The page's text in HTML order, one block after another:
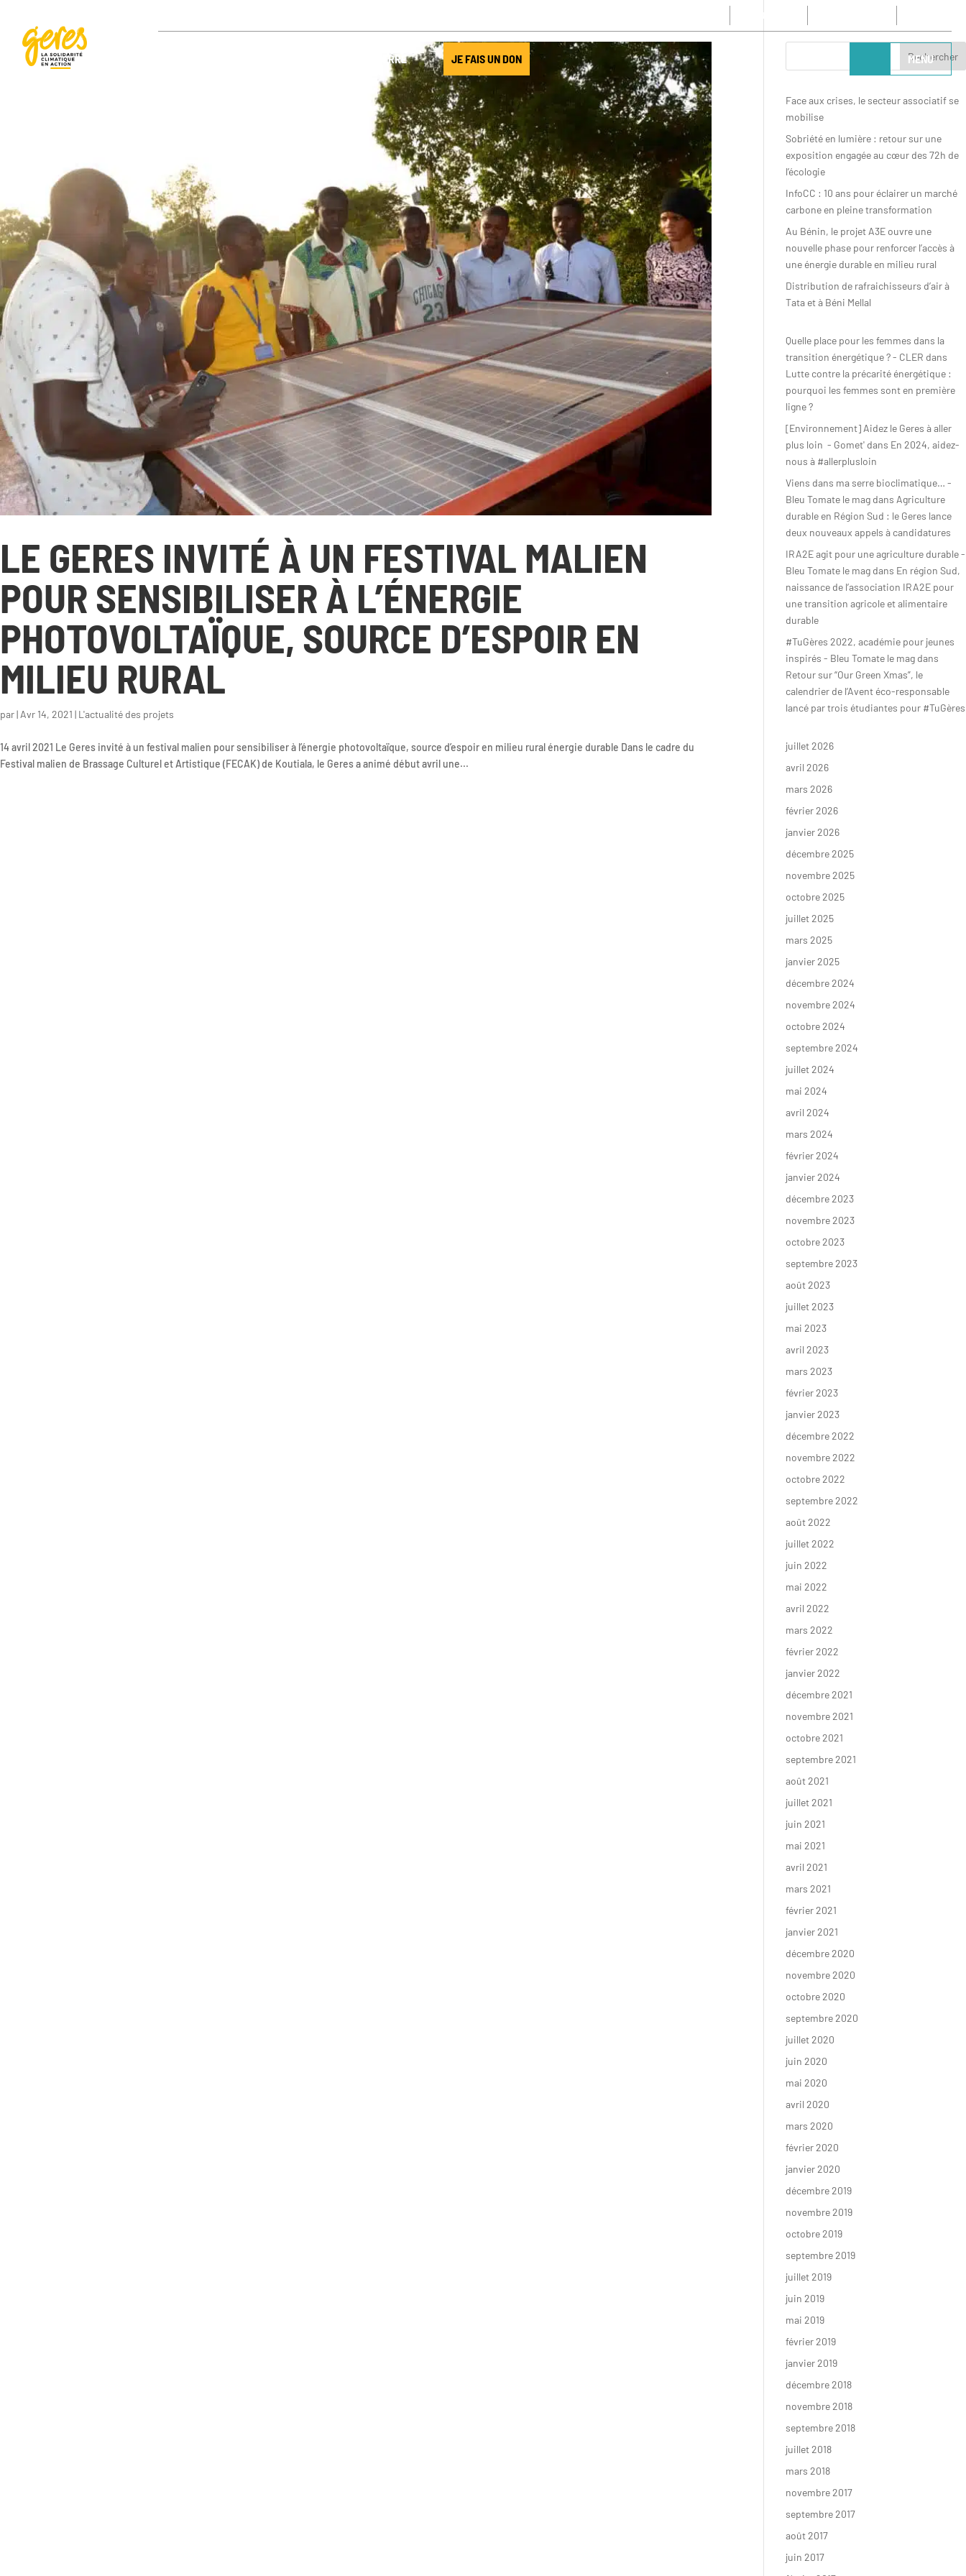
CONTACT
JOUR DE LA TERRE JE FAIS UN DON MENU
NOUS DÉCOUVRIR
Qui sommes-nous ?
Gouvernance
Transparence
Nos partenaires
Nos réseaux
Rapport d’activité
NOS ACTIONS
Pays d’intervention
Nos projets
Nos expertises
Offres de services
S’INFORMER
L’actualité du Geres
L’actualité des projets
Guides et études
Décryptages
AGIR
Citoyen·ne·s
LE GERES INVITÉ À UN FESTIVAL MALIEN
POUR SENSIBILISER À L’ÉNERGIE
PHOTOVOLTAÏQUE, SOURCE D’ESPOIR EN
MILIEU RURAL
par| Avr 14, 2021 | L'actualité des projets
14 avril 2021 Le Geres invité à un festival malien pour sensibiliser à l’énergie photovoltaïque, source d’espoir en milieu rural énergie durable Dans le cadre du
Festival malien de Brassage Culturel et Artistique (FECAK) de Koutiala, le Geres a animé début avril une...
Face aux crises, le secteur associatif se
mobilise
Sobriété en lumière : retour sur une
exposition engagée au cœur des 72h de
l’écologie
InfoCC : 10 ans pour éclairer un marché
carbone en pleine transformation
Au Bénin, le projet A3E ouvre une
nouvelle phase pour renforcer l’accès à
une énergie durable en milieu rural
Distribution de rafraichisseurs d’air à
Tata et à Béni Mellal
Quelle place pour les femmes dans la
transition énergétique ? - CLER dans
Lutte contre la précarité énergétique :
pourquoi les femmes sont en première
ligne ?
[Environnement] Aidez le Geres à aller
plus loin - Gomet' dans En 2024, aidez-
nous à #allerplusloin
Viens dans ma serre bioclimatique… -
Bleu Tomate le mag dans Agriculture
durable en Région Sud : le Geres lance
deux nouveaux appels à candidatures
IRA2E agit pour une agriculture durable -
Bleu Tomate le mag dans En région Sud,
naissance de l’association IRA2E pour
une transition agricole et alimentaire
durable
#TuGères 2022, académie pour jeunes
inspirés - Bleu Tomate le mag dans
Retour sur “Our Green Xmas”, le
calendrier de l’Avent éco-responsable
lancé par trois étudiantes pour #TuGères
juillet 2026
avril 2026
mars 2026
février 2026
janvier 2026
décembre 2025
novembre 2025
octobre 2025
juillet 2025
mars 2025
janvier 2025
décembre 2024
novembre 2024
octobre 2024
septembre 2024
juillet 2024
mai 2024
avril 2024
mars 2024
février 2024
janvier 2024
décembre 2023
novembre 2023
octobre 2023
septembre 2023
août 2023
juillet 2023
mai 2023
avril 2023
mars 2023
février 2023
janvier 2023
décembre 2022
novembre 2022
octobre 2022
septembre 2022
août 2022
juillet 2022
juin 2022
mai 2022
avril 2022
mars 2022
février 2022
janvier 2022
décembre 2021
novembre 2021
octobre 2021
septembre 2021
août 2021
juillet 2021
juin 2021
mai 2021
avril 2021
mars 2021
février 2021
janvier 2021
décembre 2020
novembre 2020
octobre 2020
septembre 2020
juillet 2020
juin 2020
mai 2020
avril 2020
mars 2020
février 2020
janvier 2020
décembre 2019
novembre 2019
octobre 2019
septembre 2019
juillet 2019
juin 2019
mai 2019
février 2019
janvier 2019
décembre 2018
novembre 2018
septembre 2018
juillet 2018
mars 2018
novembre 2017
septembre 2017
août 2017
juin 2017